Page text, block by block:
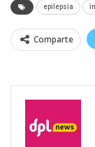
epilepsia
Comparte